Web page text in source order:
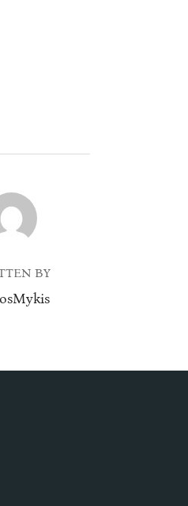
AUTHOR
BY